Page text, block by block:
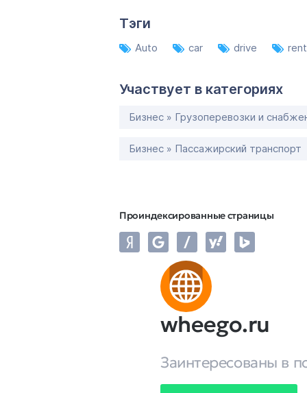
Тэги
Auto car drive rent
Участвует в категориях
Бизнес » Грузоперевозки и
Бизнес » Пассажирский транспорт
Проиндексированные страницы
wheego.ru
Заинтересованы в